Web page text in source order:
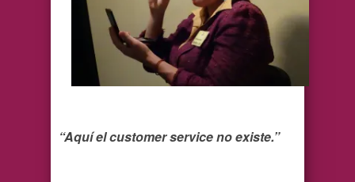
“Aquí el customer service no existe.”